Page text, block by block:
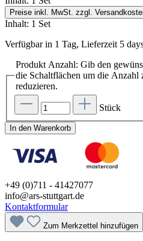
Preise inkl. MwSt. zzgl.
Inhalt: 1 Set
Verfügbar in 1 Tag, Lieferzeit 5
Produkt Anzahl: Gib den
die Schaltflächen um die Anzahl
reduzieren.
Stück
In den Warenkorb
+49 (0)711 - 41427077
info@ars-stuttgart.de
Kontaktformular
Zum Merkzettel hinzufügen